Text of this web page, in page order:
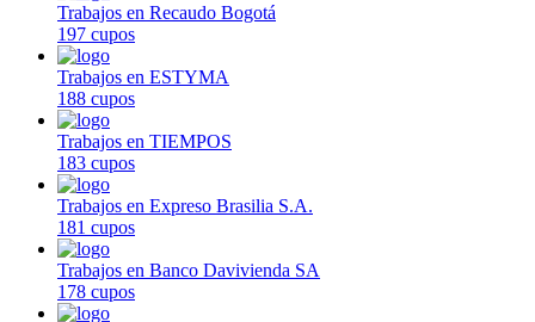
Trabajos en Recaudo Bogotá
197 cupos
Trabajos en ESTYMA
188 cupos
Trabajos en TIEMPOS
183 cupos
Trabajos en Expreso Brasilia S.A.
181 cupos
Trabajos en Banco Davivienda SA
178 cupos